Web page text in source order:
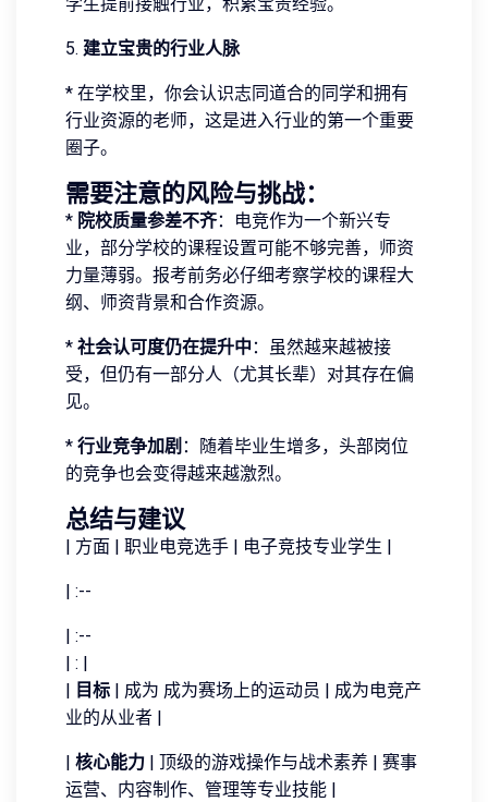
学生提前接触行业，积累宝贵经验。
5. 建立宝贵的行业人脉
* 在学校里，你会认识志同道合的同学和拥有
行业资源的老师，这是进入行业的第一个重要
圈子。
需要注意的风险与挑战：
* 院校质量参差不齐：电竞作为一个新兴专
业，部分学校的课程设置可能不够完善，师资
力量薄弱。报考前务必仔细考察学校的课程大
纲、师资背景和合作资源。
* 社会认可度仍在提升中 ：虽然越来越被接
受，但仍有一部分人（尤其长辈）对其存在偏
见。
* 行业竞争加剧 ：随着毕业生增多，头部岗位
的竞争也会变得越来越激烈。
总结与建议
| 方面 | 职业电竞选手 | 电子竞技专业学生 |
| :--
| :--
| : |
目标 | 成为 成为赛场上的运动员 | 成为电竞产
业的从业者 |
核心能力 | 顶级的游戏操作与战术素养 | 赛事
运营、内容制作、管理等专业技能 |